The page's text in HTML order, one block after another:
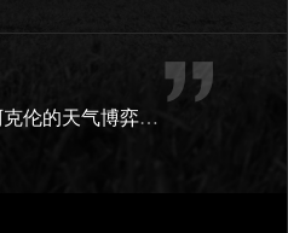
高原变量：瓜达拉哈拉与阿克伦的天气博弈如何重塑2026世界杯战术逻辑